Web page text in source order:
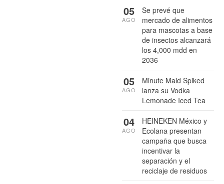
Se prevé que
mercado de alimentos
para mascotas a base
de insectos alcanzará
los 4,000 mdd en
2036
05
AGO
Minute Maid Spiked
lanza su Vodka
Lemonade Iced Tea
05
AGO
HEINEKEN México y
Ecolana presentan
campaña que busca
incentivar la
separación y el
reciclaje de residuos
04
AGO